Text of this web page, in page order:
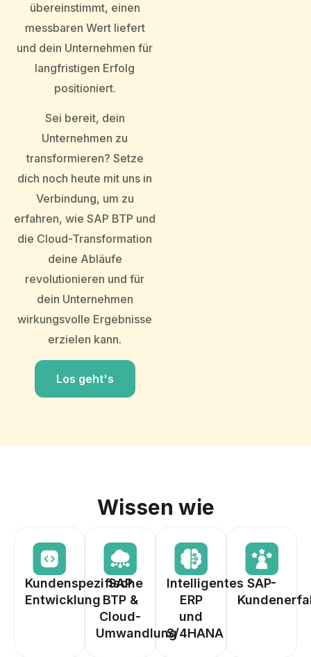
übereinstimmt, einen
messbaren Wert liefert
und dein Unternehmen für
langfristigen Erfolg
positioniert.
Sei bereit, dein
Unternehmen zu
transformieren? Setze
dich noch heute mit uns in
Verbindung, um zu
erfahren, wie SAP BTP und
die Cloud-Transformation
deine Abläufe
revolutionieren und für
dein Unternehmen
wirkungsvolle Ergebnisse
erzielen kann.
Los geht's
Wissen wie
Kundenspezifische
Entwicklung
SAP
BTP &
Cloud-
Umwandlung
Intelligentes
ERP
und
S/4HANA
SAP-